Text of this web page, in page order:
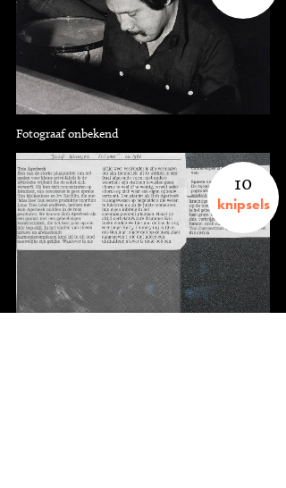
Fotograaf onbekend
10
knipsels